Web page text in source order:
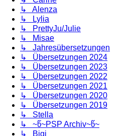
↳ Alenza
↳ Lylia
↳ PrettyJu/Julie
↳ Misae
↳ Jahresübersetzungen
↳ Übersetzungen 2024
↳ Übersetzungen 2023
↳ Übersetzungen 2022
↳ Übersetzungen 2021
↳ Übersetzungen 2020
↳ Übersetzungen 2019
↳ Stella
↳ ~წ~PSP Archiv~წ~
↳ Bigi